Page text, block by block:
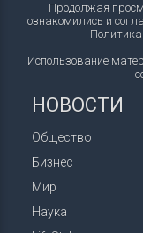
Продолжая
ознакомились и
Использование
НОВОСТИ
Общество
Бизнес
Мир
Наука